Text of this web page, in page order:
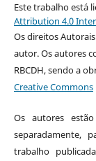
Este trabalho está
Attribution 4.0
Os direitos
autor. Os autores
RBCDH, sendo a
Creative Commons
Os autores
separadamente,
trabalho